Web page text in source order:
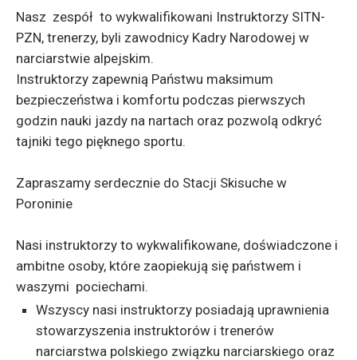
Nasz zespół to wykwalifikowani Instruktorzy SITN-
PZN, trenerzy, byli zawodnicy Kadry Narodowej w
narciarstwie alpejskim.
Instruktorzy zapewnią Państwu maksimum
bezpieczeństwa i komfortu podczas pierwszych
godzin nauki jazdy na nartach oraz pozwolą odkryć
tajniki tego pięknego sportu.
Zapraszamy serdecznie do Stacji Skisuche w
Poroninie
Nasi instruktorzy to wykwalifikowane, doświadczone i
ambitne osoby, które zaopiekują się państwem i
waszymi pociechami.
Wszyscy nasi instruktorzy posiadają uprawnienia
stowarzyszenia instruktorów i trenerów
narciarstwa polskiego związku narciarskiego oraz